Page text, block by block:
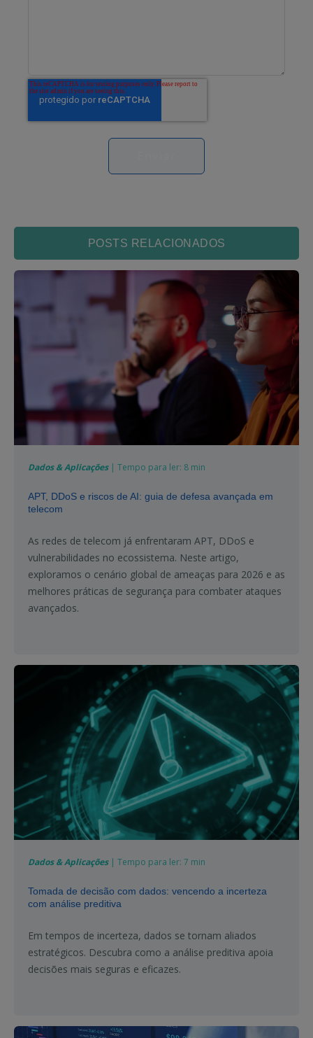
POSTS RELACIONADOS
Dados & Aplicações| Tempo para ler: 8 min
APT, DDoS e riscos de AI: guia de defesa avançada em
telecom
As redes de telecom já enfrentaram APT, DDoS e
vulnerabilidades no ecossistema. Neste artigo,
exploramos o cenário global de ameaças para 2026 e as
melhores práticas de segurança para combater ataques
avançados.
Dados & Aplicações| Tempo para ler: 7 min
Tomada de decisão com dados: vencendo a incerteza
com análise preditiva
Em tempos de incerteza, dados se tornam aliados
estratégicos. Descubra como a análise preditiva apoia
decisões mais seguras e eficazes.